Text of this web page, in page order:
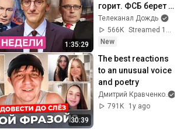
1:35:29
горит. ФСБ берет
власть. Агония
WIldberries.
Снимут ли
Телеканал Дождь
566K
New
30:39
The best reactions
to an unusual voice
and poetry
Дмитрий Кравченко
791K
1y ago